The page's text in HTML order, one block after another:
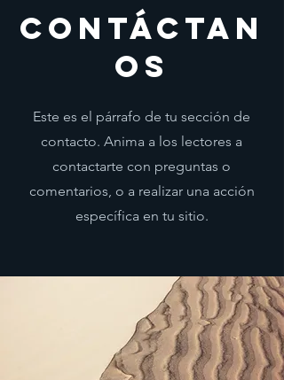
Contáctan
os
Este es el párrafo de tu sección de
contacto. Anima a los lectores a
contactarte con preguntas o
comentarios, o a realizar una acción
específica en tu sitio.